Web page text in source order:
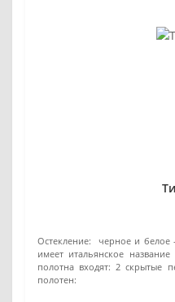
Остекление:
черное и белое
имеет итальянское
полотна входят: 2 скрытые
полотен: